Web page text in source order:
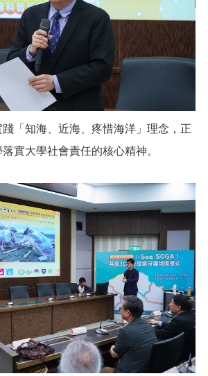
「知海、近海、疼惜海洋」理念，正
實大學社會責任的核心精神。